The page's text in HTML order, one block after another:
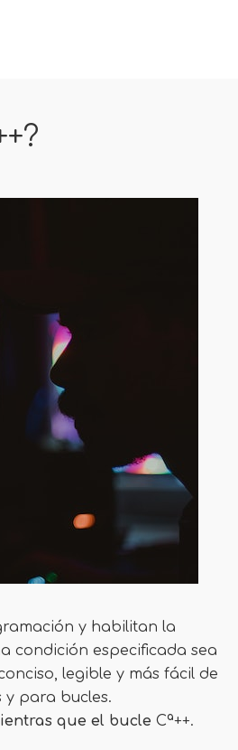
y habilitan la
condición especificada sea
legible y más fácil de
y para bucles.
que el bucle Cª++.